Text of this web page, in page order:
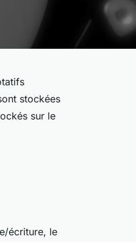
stockées
sur le
écriture, le